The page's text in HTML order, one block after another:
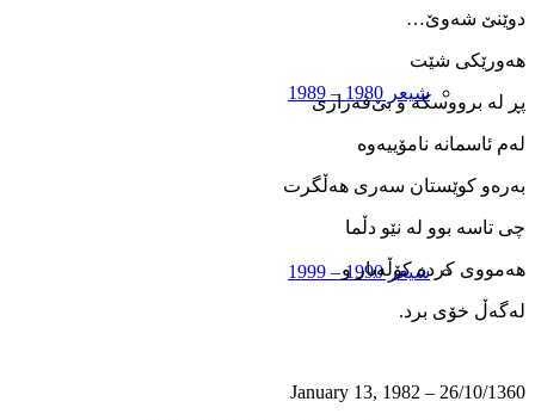
شیعر 1980 – 1989
شیعر 1990 – 1999
دوێنێ شه‌وێ…
هه‌ورێکی شێت
پڕ له ‌برووسکه ‌و بێ‌قه‌راری
له‌م ئاسمانه ‌نامۆییه‌وه
به‌ره‌و کوێستان سه‌ری هه‌ڵگرت
چی تاسه‌ بوو له ‌نێو دڵما
هه‌مووی کرده‌ کۆڵه‌بار و
له‌گه‌ڵ خۆی برد.
26/10/1360 – January 13, 1982